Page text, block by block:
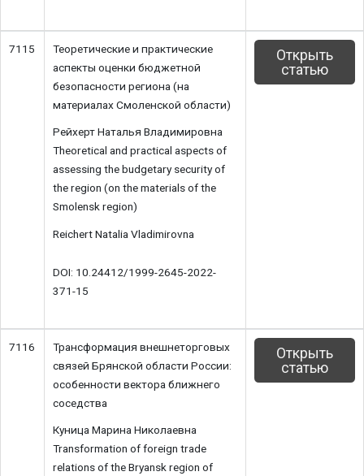
7115
Теоретические и практические
аспекты оценки бюджетной
безопасности региона (на
материалах Смоленской области)
Рейхерт Наталья Владимировна
Theoretical and practical aspects of
assessing the budgetary security of
the region (on the materials of the
Smolensk region)
Reichert Natalia Vladimirovna
DOI: 10.24412/1999-2645-2022-
371-15
Открыть
статью
7116
Трансформация внешнеторговых
связей Брянской области России:
особенности вектора ближнего
соседства
Куница Марина Николаевна
Transformation of foreign trade
relations of the Bryansk region of
Открыть
статью